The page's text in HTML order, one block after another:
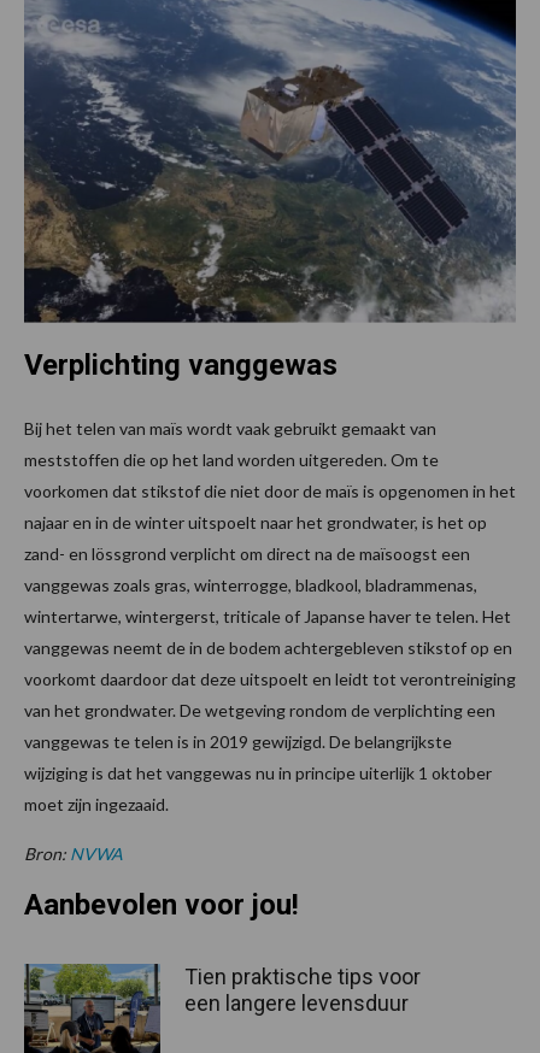
Verplichting vanggewas
Bij het telen van maïs wordt vaak gebruikt gemaakt van
meststoffen die op het land worden uitgereden. Om te
voorkomen dat stikstof die niet door de maïs is opgenomen in het
najaar en in de winter uitspoelt naar het grondwater, is het op
zand- en lössgrond verplicht om direct na de maïsoogst een
vanggewas zoals gras, winterrogge, bladkool, bladrammenas,
wintertarwe, wintergerst, triticale of Japanse haver te telen. Het
vanggewas neemt de in de bodem achtergebleven stikstof op en
voorkomt daardoor dat deze uitspoelt en leidt tot verontreiniging
van het grondwater. De wetgeving rondom de verplichting een
vanggewas te telen is in 2019 gewijzigd. De belangrijkste
wijziging is dat het vanggewas nu in principe uiterlijk 1 oktober
moet zijn ingezaaid.
Bron: NVWA
Aanbevolen voor jou!
Tien praktische tips voor
een langere levensduur